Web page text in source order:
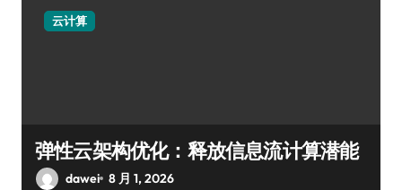
云计算
弹性云架构优化：释放信息流计算潜能
dawei 8 月 1, 2026